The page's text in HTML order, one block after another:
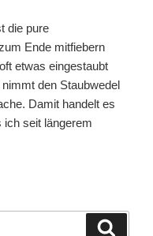
die pure
Ende mitfiebern
etwas eingestaubt
den Staubwedel
Damit handelt es
seit längerem